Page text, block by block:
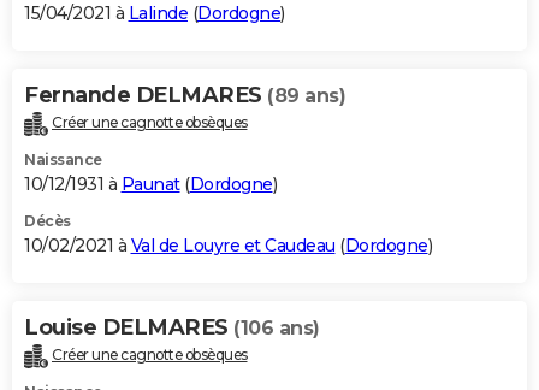
15/04/2021 à Lalinde (Dordogne)
Fernande DELMARES (89 ans)
Créer une cagnotte obsèques
Naissance
10/12/1931 à Paunat(Dordogne)
Décès
10/02/2021 à Val de Louyre et Caudeau (Dordogne)
Louise DELMARES (106 ans)
Créer une cagnotte obsèques